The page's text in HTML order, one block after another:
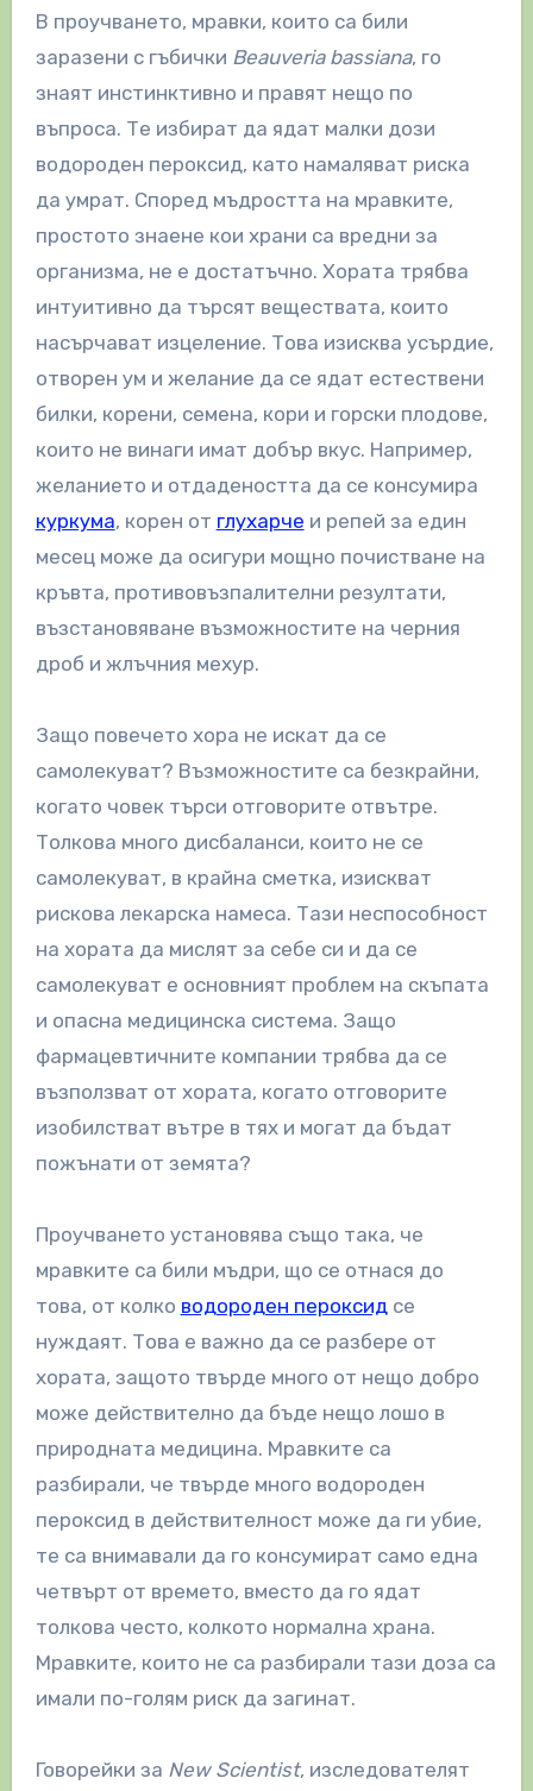
В проучването, мравки, които са били
заразени с гъбички Beauveria bassiana, го
знаят инстинктивно и правят нещо по
въпроса. Те избират да ядат малки дози
водороден пероксид, като намаляват риска
да умрат. Според мъдростта на мравките,
простото знаене кои храни са вредни за
организма, не е достатъчно. Хората трябва
интуитивно да търсят веществата, които
насърчават изцеление. Това изисква усърдие,
отворен ум и желание да се ядат естествени
билки, корени, семена, кори и горски плодове,
които не винаги имат добър вкус. Например,
желанието и отдадеността да се консумира
куркума, корен от глухарче и репей за един
месец може да осигури мощно почистване на
кръвта, противовъзпалителни резултати,
възстановяване възможностите на черния
дроб и жлъчния мехур.
Защо повечето хора не искат да се
самолекуват? Възможностите са безкрайни,
когато човек търси отговорите отвътре.
Толкова много дисбаланси, които не се
самолекуват, в крайна сметка, изискват
рискова лекарска намеса. Тази неспособност
на хората да мислят за себе си и да се
самолекуват е основният проблем на скъпата
и опасна медицинска система. Защо
фармацевтичните компании трябва да се
възползват от хората, когато отговорите
изобилстват вътре в тях и могат да бъдат
пожънати от земята?
Проучването установява също така, че
мравките са били мъдри, що се отнася до
това, от колко водороден пероксидсе
нуждаят. Това е важно да се разбере от
хората, защото твърде много от нещо добро
може действително да бъде нещо лошо в
природната медицина. Мравките са
разбирали, че твърде много водороден
пероксид в действителност може да ги убие,
те са внимавали да го консумират само една
четвърт от времето, вместо да го ядат
толкова често, колкото нормална храна.
Мравките, които не са разбирали тази доза са
имали по-голям риск да загинат.
Говорейки за New Scientist, изследователят